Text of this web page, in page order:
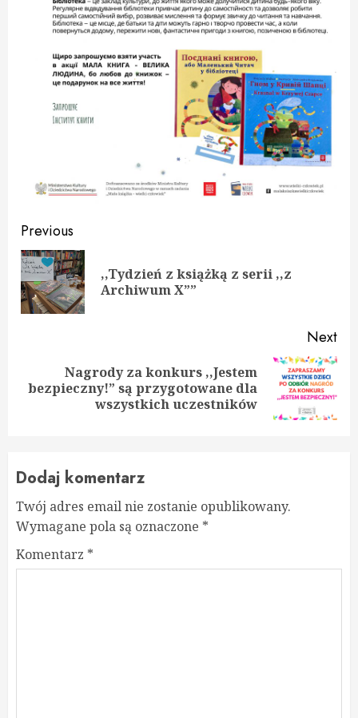
Continue
Reading
Previous
,,Tydzień z książką z serii ,,z
Archiwum X””
Next
Next
Nagrody za konkurs ,,Jestem
bezpieczny!” są przygotowane dla
wszystkich uczestników
Dodaj komentarz
Twój adres email nie zostanie opublikowany.
Wymagane pola są oznaczone *
Komentarz *